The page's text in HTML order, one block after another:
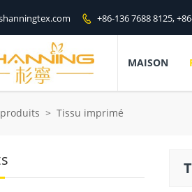
 +86-136 7688 8125,
MAISON
produits > Tissu imprimé